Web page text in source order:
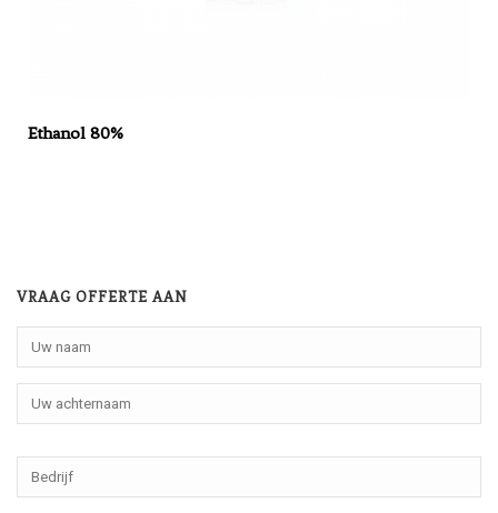
Ethanol 80%
VRAAG OFFERTE AAN